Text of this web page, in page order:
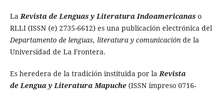
LaRevista de Lenguas y Literatura Indoamericanaso
RLLI (ISSN (e) 2735-6612) es una publicación electrónica del
Departamento de lenguas, literatura y comunicaciónde la
Universidad de La Frontera.
Es heredera de la tradición instituida por laRevista
de Lengua y Literatura Mapuche(ISSN impreso 0716-